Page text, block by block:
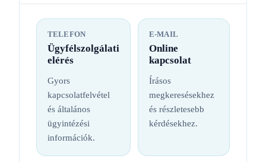
TELEFON
Ügyfélszolgálati
elérés
Gyors
kapcsolatfelvétel
és általános
ügyintézési
információk.
E-MAIL
Online
kapcsolat
Írásos
megkeresésekhez
és részletesebb
kérdésekhez.